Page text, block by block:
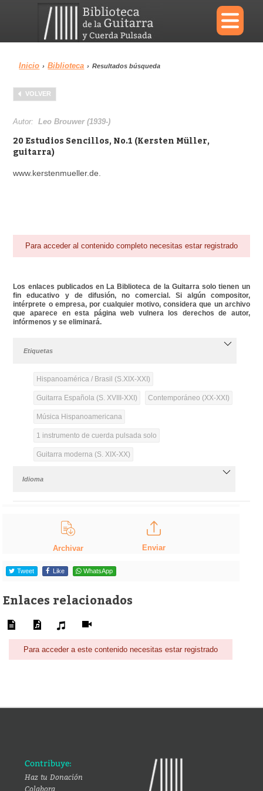
×
Menu
Biblioteca
Inicio › Biblioteca › Resultados búsqueda
VOLVER
Autor:Leo Brouwer (1939-)
20 Estudios Sencillos, No.1 (Kersten Müller,
guitarra)
www.kerstenmueller.de.
Para acceder al contenido completo necesitas estar registrado
Los enlaces publicados en La Biblioteca de la Guitarra solo tienen un
fin educativo y de difusión, no comercial. Si algún compositor,
intérprete o empresa, por cualquier motivo, considera que un archivo
que aparece en esta página web vulnera los derechos de autor,
infórmenos y se eliminará.
Etiquetas
Hispanoamérica / Brasil (S.XIX-XXI)
Guitarra Española (S. XVIII-XXI) Contemporáneo (XX-XXI)
Música Hispanoamericana
1 instrumento de cuerda pulsada solo
Guitarra moderna (S. XIX-XX)
Idioma
Archivar Enviar
Tweet Like WhatsApp
Enlaces relacionados
Para acceder a este contenido necesitas estar registrado
Contribuye:
Haz tu Donación
Colabora